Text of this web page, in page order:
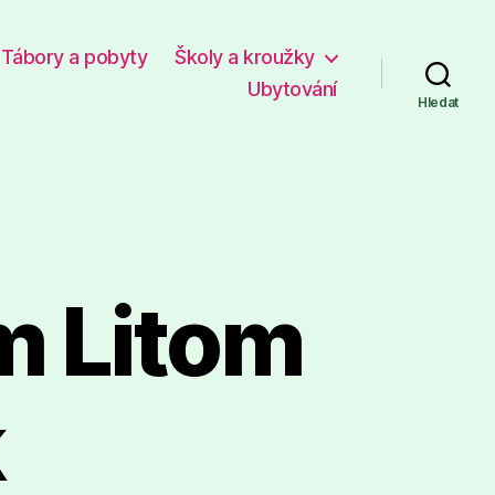
Tábory a pobyty
Školy a kroužky
Ubytování
Hledat
Litom